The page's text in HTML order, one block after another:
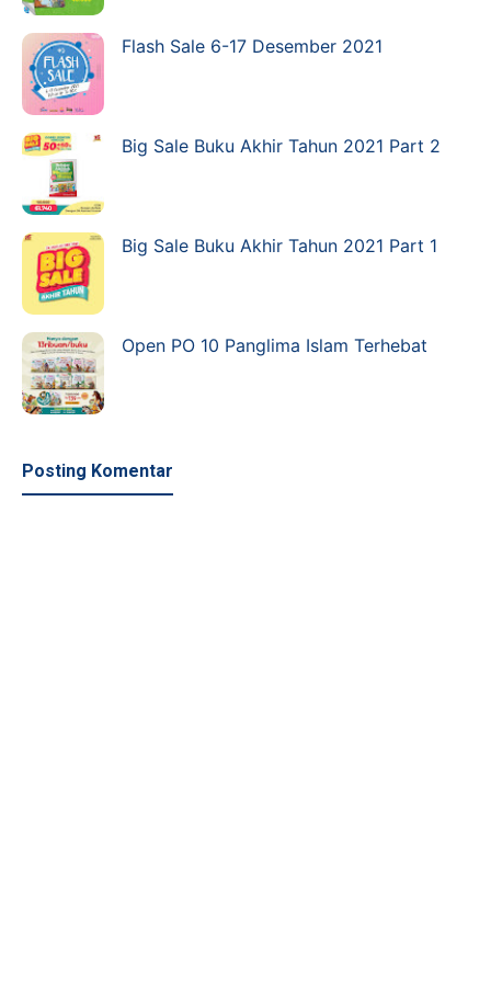
Flash Sale 6-17 Desember 2021
Big Sale Buku Akhir Tahun 2021 Part 2
Big Sale Buku Akhir Tahun 2021 Part 1
Open PO 10 Panglima Islam Terhebat
Posting Komentar